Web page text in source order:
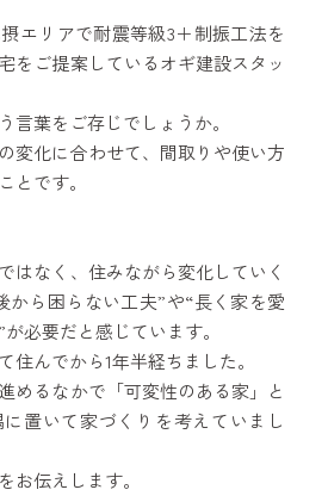
エリアで耐震等級3＋制振工法を
をご提案しているオギ建設スタッ
言葉をご存じでしょうか。
変化に合わせて、間取りや使い方
とです。
はなく、住みながら変化していく
から困らない工夫”や“長く家を愛
必要だと感じています。
住んでから1年半経ちました。
めるなかで「可変性のある家」と
置いて家づくりを考えていまし
お伝えします。